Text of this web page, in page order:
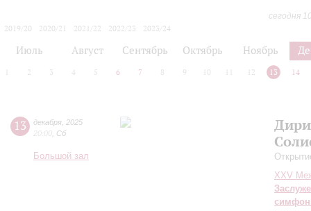
сегодня
2019/20
2020/21 2021/22 2022/23
2023/24
Июль Август Сентябрь Октябрь Ноябрь
2 3 4 5 6 7 8 9 10 12 13 14
13 декабря 2025
20:00 Сб
Большой зал
XXV